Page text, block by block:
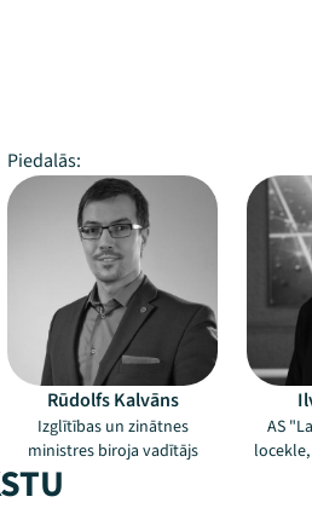
Piedalās:
Rūdolfs Kalvāns
Izglītības un zinātnes
ministres biroja vadītājs
AS